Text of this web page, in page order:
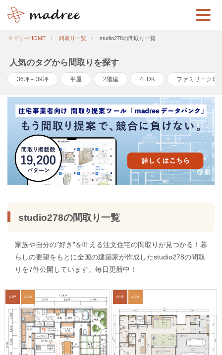
マドリーHOME 間取り一覧 studio278の間取り一覧
人気のタグから間取りを探す
36坪～39坪 平屋 2階建 4LDK ファミリークロ
studio278の間取り一覧
家族や自分の”好き”を叶える注文住宅の間取りが見つかる！暮
らしの要望をもとに全国の建築家が作成したstudio278の間取
りを7件公開しています。毎日更新中！
43坪 3LDK 65坪 4LDK